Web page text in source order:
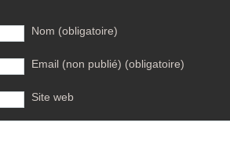
Nom (obligatoire)
Email (non publié) (obligatoire)
Site web